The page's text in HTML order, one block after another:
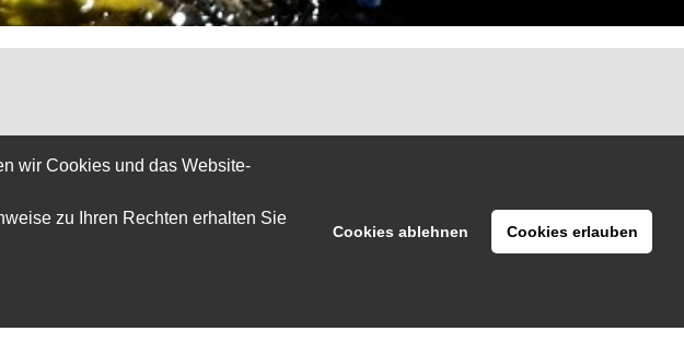
wir Cookies und das Website-
zu Ihren Rechten erhalten Sie
Cookies ablehnen Cookies erlauben